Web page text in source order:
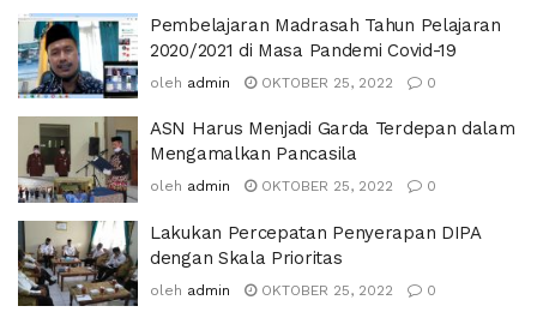
Pembelajaran Madrasah Tahun Pelajaran
2020/2021 di Masa Pandemi Covid-19
oleh admin OKTOBER 25, 2022 0
ASN Harus Menjadi Garda Terdepan dalam
Mengamalkan Pancasila
oleh admin OKTOBER 25, 2022 0
Lakukan Percepatan Penyerapan DIPA
dengan Skala Prioritas
oleh admin OKTOBER 25, 2022 0